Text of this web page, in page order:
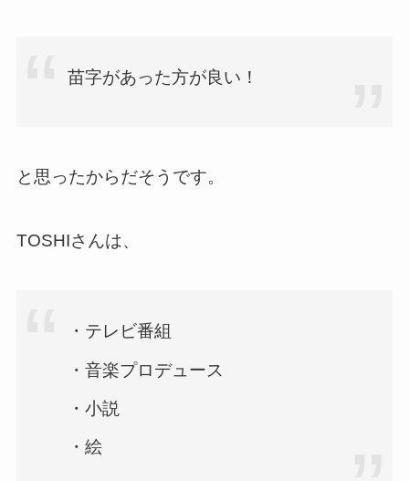
苗字があった方が良い！
と思ったからだそうです。
TOSHIさんは、
・テレビ番組
・音楽プロデュース
・小説
・絵